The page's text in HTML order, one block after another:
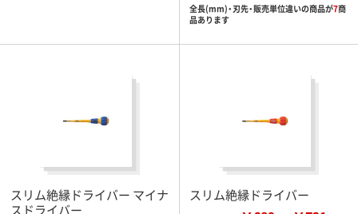
全長(mm)・刃先・販売単位違いの商品が7商
品あります
スリム絶縁ドライバー マイナ
スドライバー
スリム絶縁ドライバー